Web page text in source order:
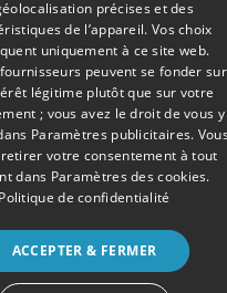
: Plantation du
public
précises et des
de l’appareil. Vos choix
uniquement à ce site web.
peuvent se fonder sur
légitime plutôt que sur votre
; vous avez le droit de vous y
Paramètres publicitaires. Vous
votre consentement à tout
dans Paramètres des cookies.
Politique de confidentialité
ACCEPTER & FERMER